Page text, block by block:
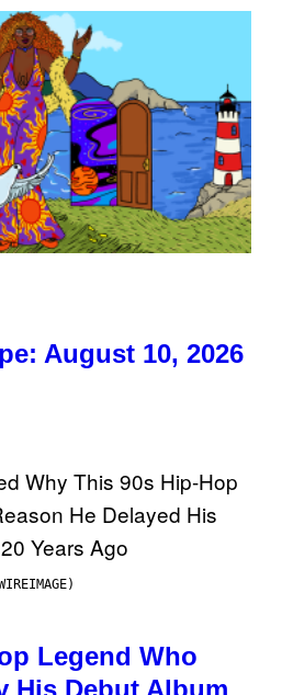
August 10, 2026
Legend Who
His Debut Album